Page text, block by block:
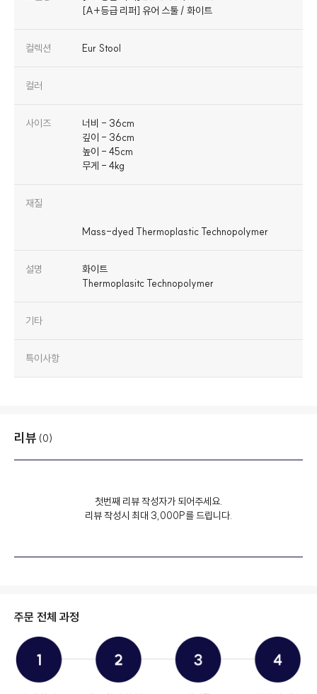
[A+등급 리퍼] 유어 스툴 / 화이트
컬렉션 Eur Stool
컬러
사이즈
너비 - 36cm
깊이 - 36cm
높이 - 45cm
무게 - 4kg
재질
설명
화이트
Thermoplasitc Technopolymer
기타
특이사항
리뷰 (0)
첫번째 리뷰 작성자가 되어주세요.
리뷰 작성시 최대 3,000P를 드립니다.
주문 전체 과정